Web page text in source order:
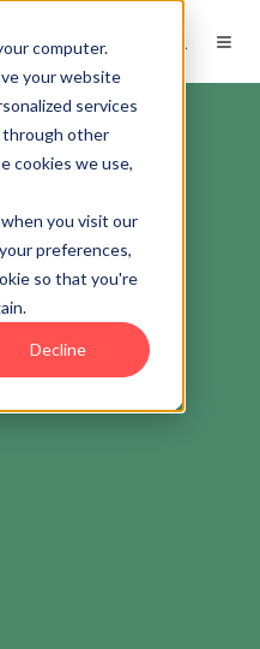
computer.
your website
services
through other
cookies we use,
you visit our
preferences,
so that you're
Decline
ES